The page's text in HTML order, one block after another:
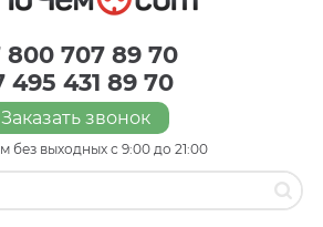
800 707 89 70
495 431 89 70
Заказать звонок
без выходных с 9:00 до 21:00